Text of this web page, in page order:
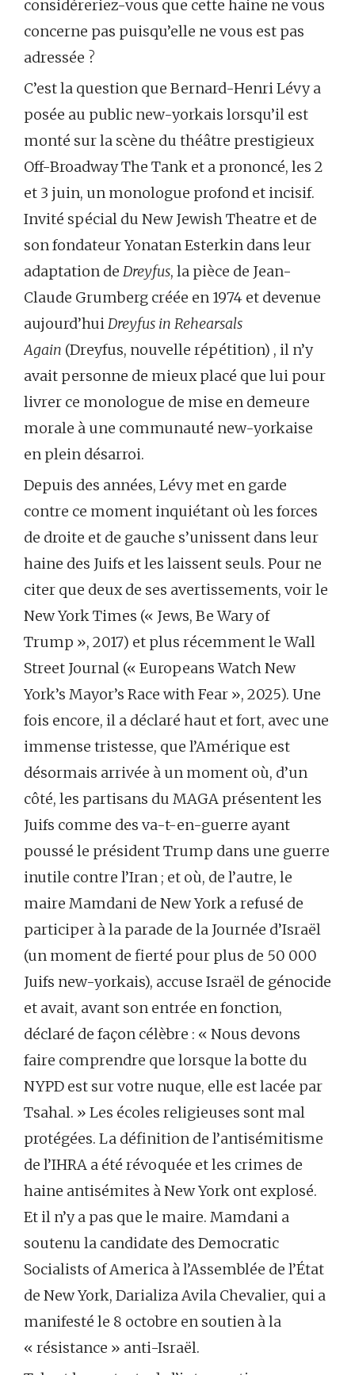
considéreriez-vous que cette haine ne vous
concerne pas puisqu’elle ne vous est pas
adressée ?
C’est la question que Bernard-Henri Lévy a
posée au public new-yorkais lorsqu’il est
monté sur la scène du théâtre prestigieux
Off-Broadway The Tank et a prononcé, les 2
et 3 juin, un monologue profond et incisif.
Invité spécial du New Jewish Theatre et de
son fondateur Yonatan Esterkin dans leur
adaptation de Dreyfus, la pièce de Jean-
Claude Grumberg créée en 1974 et devenue
aujourd’huiDreyfus in Rehearsals
Again (Dreyfus, nouvelle répétition) , il n’y
avait personne de mieux placé que lui pour
livrer ce monologue de mise en demeure
morale à une communauté new-yorkaise
en plein désarroi.
Depuis des années, Lévy met en garde
contre ce moment inquiétant où les forces
de droite et de gauche s’unissent dans leur
haine des Juifs et les laissent seuls. Pour ne
citer que deux de ses avertissements, voir le
New York Times (« Jews, Be Wary of
Trump », 2017) et plus récemment le Wall
Street Journal (« Europeans Watch New
York’s Mayor’s Race with Fear », 2025). Une
fois encore, il a déclaré haut et fort, avec une
immense tristesse, que l’Amérique est
désormais arrivée à un moment où, d’un
côté, les partisans du MAGA présentent les
Juifs comme des va-t-en-guerre ayant
poussé le président Trump dans une guerre
inutile contre l’Iran ; et où, de l’autre, le
maire Mamdani de New York a refusé de
participer à la parade de la Journée d’Israël
(un moment de fierté pour plus de 50 000
Juifs new-yorkais), accuse Israël de génocide
et avait, avant son entrée en fonction,
déclaré de façon célèbre : « Nous devons
faire comprendre que lorsque la botte du
NYPD est sur votre nuque, elle est lacée par
Tsahal. » Les écoles religieuses sont mal
protégées. La définition de l’antisémitisme
de l’IHRA a été révoquée et les crimes de
haine antisémites à New York ont explosé.
Et il n’y a pas que le maire. Mamdani a
soutenu la candidate des Democratic
Socialists of America à l’Assemblée de l’État
de New York, Darializa Avila Chevalier, qui a
manifesté le 8 octobre en soutien à la
« résistance » anti-Israël.